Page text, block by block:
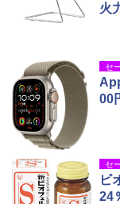
火
セ
00
セ
ビ
24